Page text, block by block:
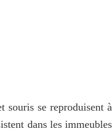
souris se reproduisent à
dans les immeubles